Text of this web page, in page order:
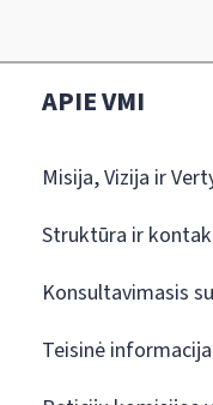
APIE VMI
Misija, Vizija ir
Struktūra ir
Konsultavimasis
Teisinė informacija